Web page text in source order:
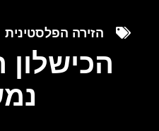
הזירה הפלסטינית
הכישלון